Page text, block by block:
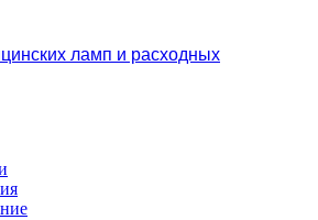
ламп и расходных